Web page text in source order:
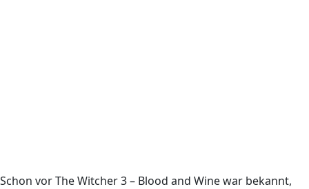
Schon vor The Witcher 3 – Blood and Wine war bekannt,